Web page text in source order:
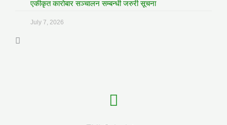
एकीकृत कारोबार सञ्चालन सम्बन्धी जरुरी सूचना
July 7, 2026